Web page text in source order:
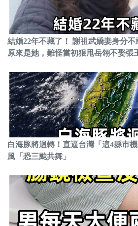
結婚22年不藏了！ 謝祖武嬌妻身分不
原來是她，難怪當初狠甩岳翎不娶張
白海豚將迴轉！直逼台灣「這4縣市
風「恐三颱共舞」